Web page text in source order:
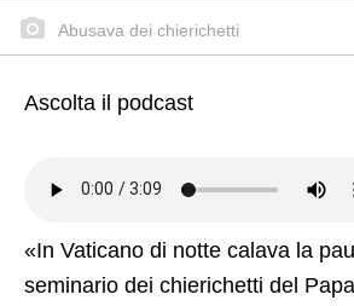
Abusava dei chierichetti
Ascolta il podcast
«In Vaticano di notte calava la
seminario dei chierichetti del